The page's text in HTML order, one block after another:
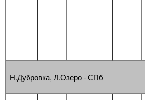
Н.Дубровка, Л.Озеро - СПб